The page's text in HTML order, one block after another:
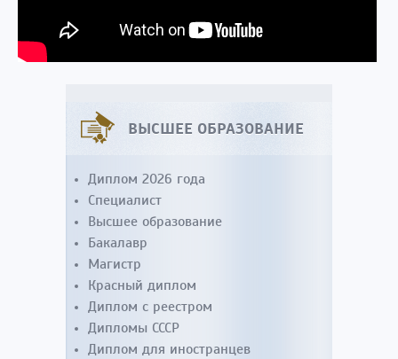
ВЫСШЕЕ ОБРАЗОВАНИЕ
Диплом 2026 года
Специалист
Высшее образование
Бакалавр
Магистр
Красный диплом
Диплом с реестром
Дипломы СССР
Диплом для иностранцев